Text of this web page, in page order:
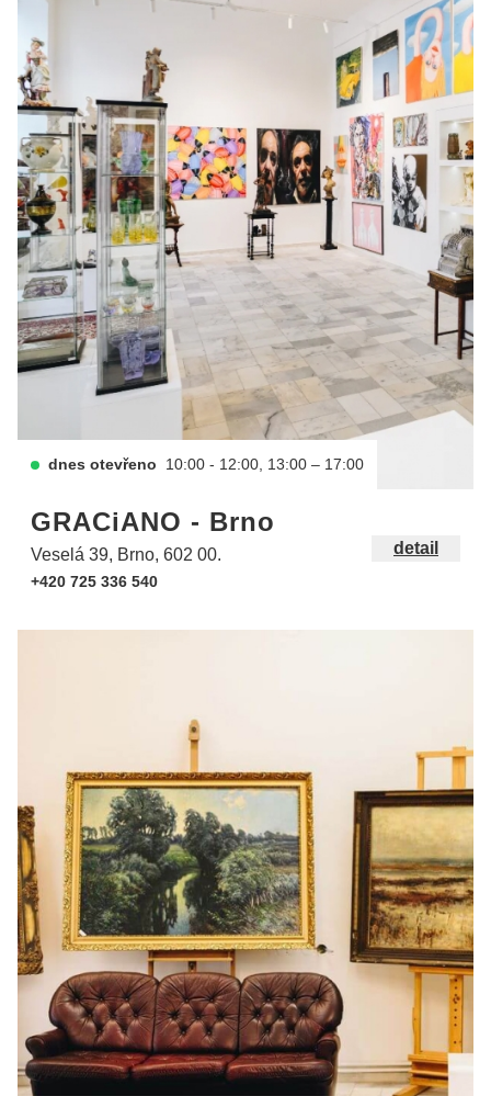
dnes otevřeno 10:00 - 12:00, 13:00 – 17:00
GRACiANO - Brno
Veselá 39, Brno, 602 00.
+420 725 336 540
detail